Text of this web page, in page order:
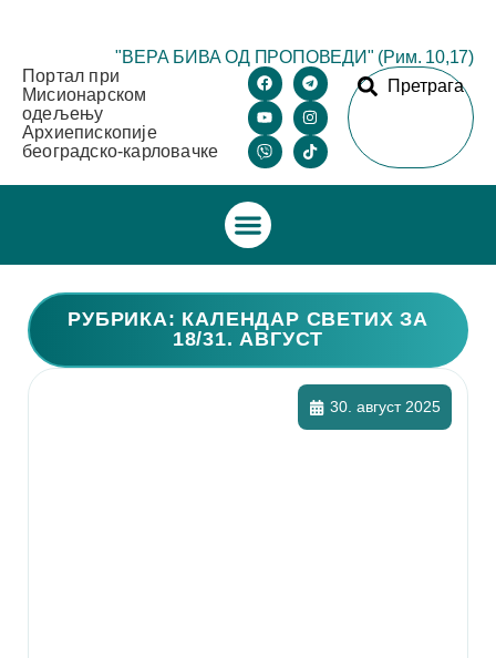
"ВЕРА БИВА ОД ПРОПОВЕДИ" (Рим. 10,17)
Портал при
Мисионарском
одељењу
Архиепископије
београдско-карловачке
Претрага
РУБРИКА: КАЛЕНДАР СВЕТИХ ЗА
18/31. АВГУСТ
30. август 2025